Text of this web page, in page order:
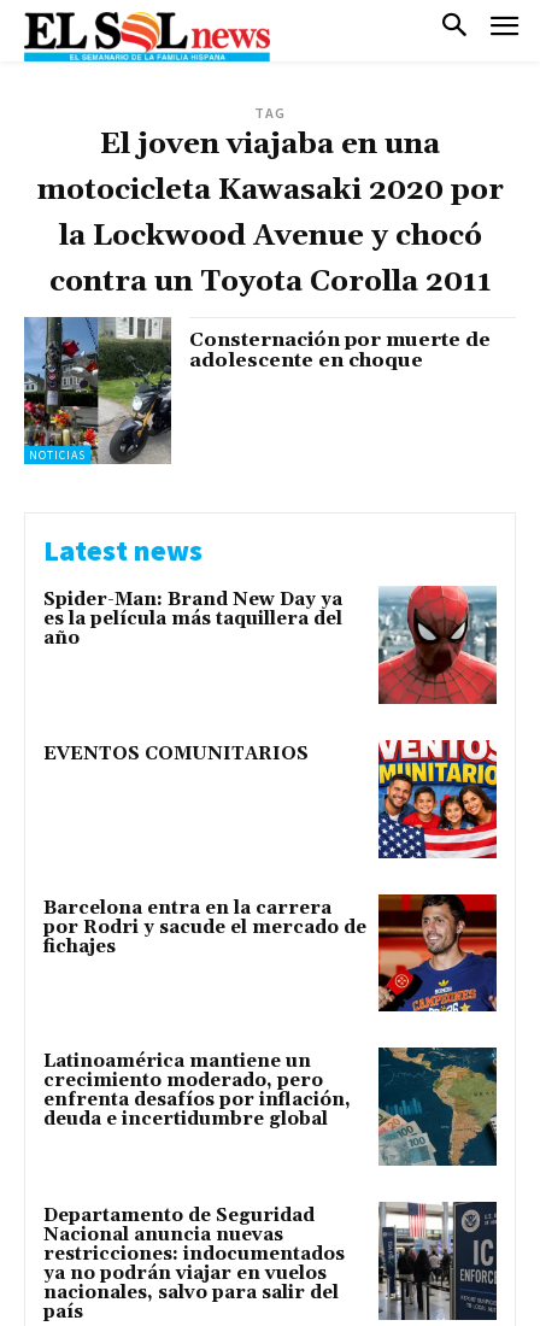
TAG
El joven viajaba en una
motocicleta Kawasaki 2020 por
la Lockwood Avenue y chocó
contra un Toyota Corolla 2011
NOTICIAS
Consternación por muerte de
adolescente en choque
Latest news
Spider-Man: Brand New Day ya
es la película más taquillera del
año
EVENTOS COMUNITARIOS
Barcelona entra en la carrera
por Rodri y sacude el mercado de
fichajes
Latinoamérica mantiene un
crecimiento moderado, pero
enfrenta desafíos por inflación,
deuda e incertidumbre global
Departamento de Seguridad
Nacional anuncia nuevas
restricciones: indocumentados
ya no podrán viajar en vuelos
nacionales, salvo para salir del
país